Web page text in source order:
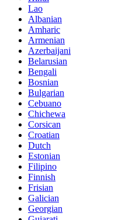
Lao
Albanian
Amharic
Armenian
Azerbaijani
Belarusian
Bengali
Bosnian
Bulgarian
Cebuano
Chichewa
Corsican
Croatian
Dutch
Estonian
Filipino
Finnish
Frisian
Galician
Georgian